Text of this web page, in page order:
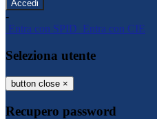
-
Entra con SPID Entra con CIE
Seleziona utente
button close ×
Recupero password